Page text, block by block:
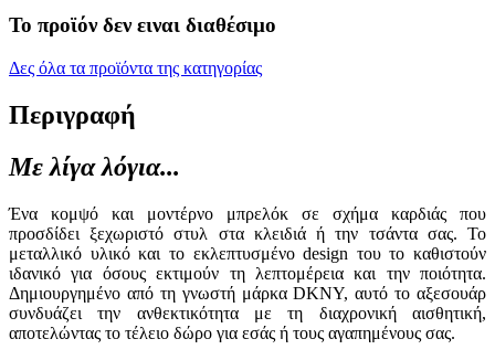
Το προϊόν δεν ειναι διαθέσιμο
Δες όλα τα προϊόντα της κατηγορίας
Περιγραφή
Με λίγα λόγια...
Ένα κομψό και μοντέρνο μπρελόκ σε σχήμα καρδιάς που
προσδίδει ξεχωριστό στυλ στα κλειδιά ή την τσάντα σας. Το
μεταλλικό υλικό και το εκλεπτυσμένο design του το καθιστούν
ιδανικό για όσους εκτιμούν τη λεπτομέρεια και την ποιότητα.
Δημιουργημένο από τη γνωστή μάρκα DKNY, αυτό το αξεσουάρ
συνδυάζει την ανθεκτικότητα με τη διαχρονική αισθητική,
αποτελώντας το τέλειο δώρο για εσάς ή τους αγαπημένους σας.